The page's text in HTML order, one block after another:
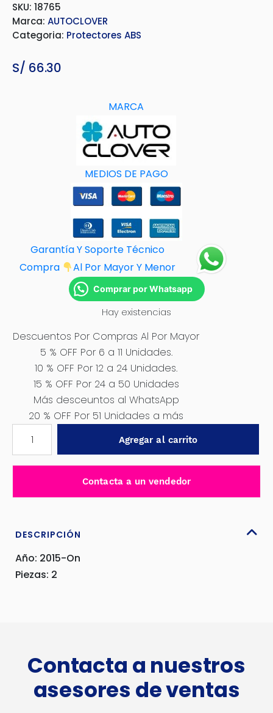
SKU: 18765
Marca: AUTOCLOVER
Categoria: Protectores ABS
S/ 66.30
MARCA
MEDIOS DE PAGO
Garantía Y Soporte Técnico
Compra
Al Por Mayor Y Menor
Comprar por Whatsapp
Hay existencias
Descuentos Por Compras Al Por Mayor
5 % OFF Por 6 a 11 Unidades.
10 % OFF Por 12 a 24 Unidades.
15 % OFF Por 24 a 50 Unidades
Más desceuntos al WhatsApp
20 % OFF Por 51 Unidades a más
CROMADO
FARO
2015-
-
AC-
Agregar al carrito
Contacta a un vendedor
DESCRIPCIÓN
Año: 2015-On
Piezas: 2
Contacta a nuestros
asesores de ventas